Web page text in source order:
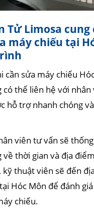
Tử Limosa cung
máy chiếu tại
cần sửa máy chiếu
có thể liên hệ với
hỗ trợ nhanh chóng
viên tư vấn sẽ
về thời gian và địa
kỹ thuật viên sẽ đến
Hóc Môn để đánh
chiếu.